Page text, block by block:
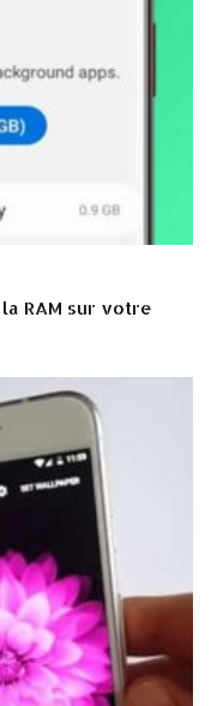
RAM sur votre